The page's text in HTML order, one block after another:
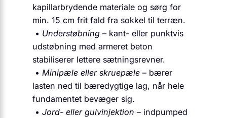
kapillarbrydende materiale og sørg for
min. 15 cm frit fald fra sokkel til terræn.
• Understøbning – kant- eller punktvis
udstøbning med armeret beton
stabiliserer lettere sætningsrevner.
• Minipæle eller skruepæle – bærer
lasten ned til bæredygtige lag, når hele
fundamentet bevæger sig.
• Jord- eller gulvinjektion – indpumped